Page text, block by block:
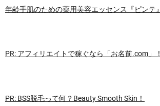
年齢手肌のための薬用美容エッセンス『ピンテ』
PR: アフィリエイトで稼ぐなら「お名前.com」！
PR: BSS脱毛って何？Beauty Smooth Skin！